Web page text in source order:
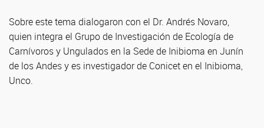
Sobre este tema dialogaron con el Dr. Andrés Novaro,
quien integra el Grupo de Investigación de Ecología de
Carnívoros y Ungulados en la Sede de Inibioma en Junín
de los Andes y es investigador de Conicet en el Inibioma,
Unco.